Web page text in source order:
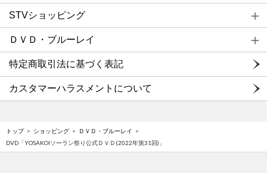
STVショッピング
ＤＶＤ・ブルーレイ
特定商取引法に基づく表記
カスタマーハラスメントについて
トップ ショッピング
ＤＶＤ・ブルーレイ
DVD「YOSAKOIソーラン祭り公式ＤＶＤ(2022年第31回)」